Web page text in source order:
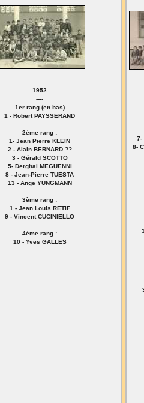
1952
----
1er rang (en bas)
1 - Robert PAYSSERAND
2ème rang :
1- Jean Pierre KLEIN
2 - Alain BERNARD ??
3 - Gérald SCOTTO
5- Derghal MEGUENNI
8 - Jean-Pierre TUESTA
13 - Ange YUNGMANN
3ème rang :
1 - Jean Louis RETIF
9 - Vincent CUCINIELLO
4ème rang :
10 - Yves GALLES
7-
8-